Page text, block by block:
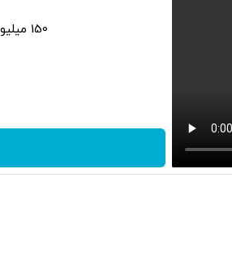
150 میلیون وام، بدون کارمزد، اقساط 3 سال